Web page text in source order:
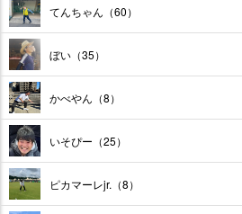
てんちゃん（60）
ぼい（35）
かべやん（8）
いそぴー（25）
ピカマーレjr.（8）